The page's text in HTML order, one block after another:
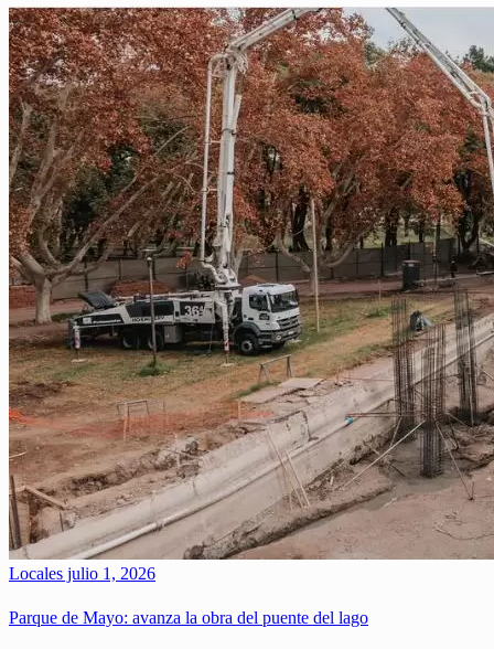
Locales julio 1, 2026
Parque de Mayo: avanza la obra del puente del lago